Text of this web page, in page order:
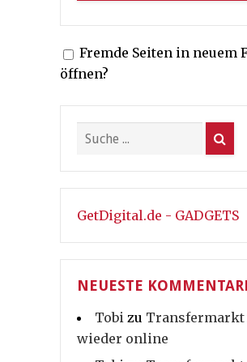
Fremde Seiten in neuem
öffnen?
GetDigital.de - GADGETS
NEUESTE
Tobi zu
wieder online